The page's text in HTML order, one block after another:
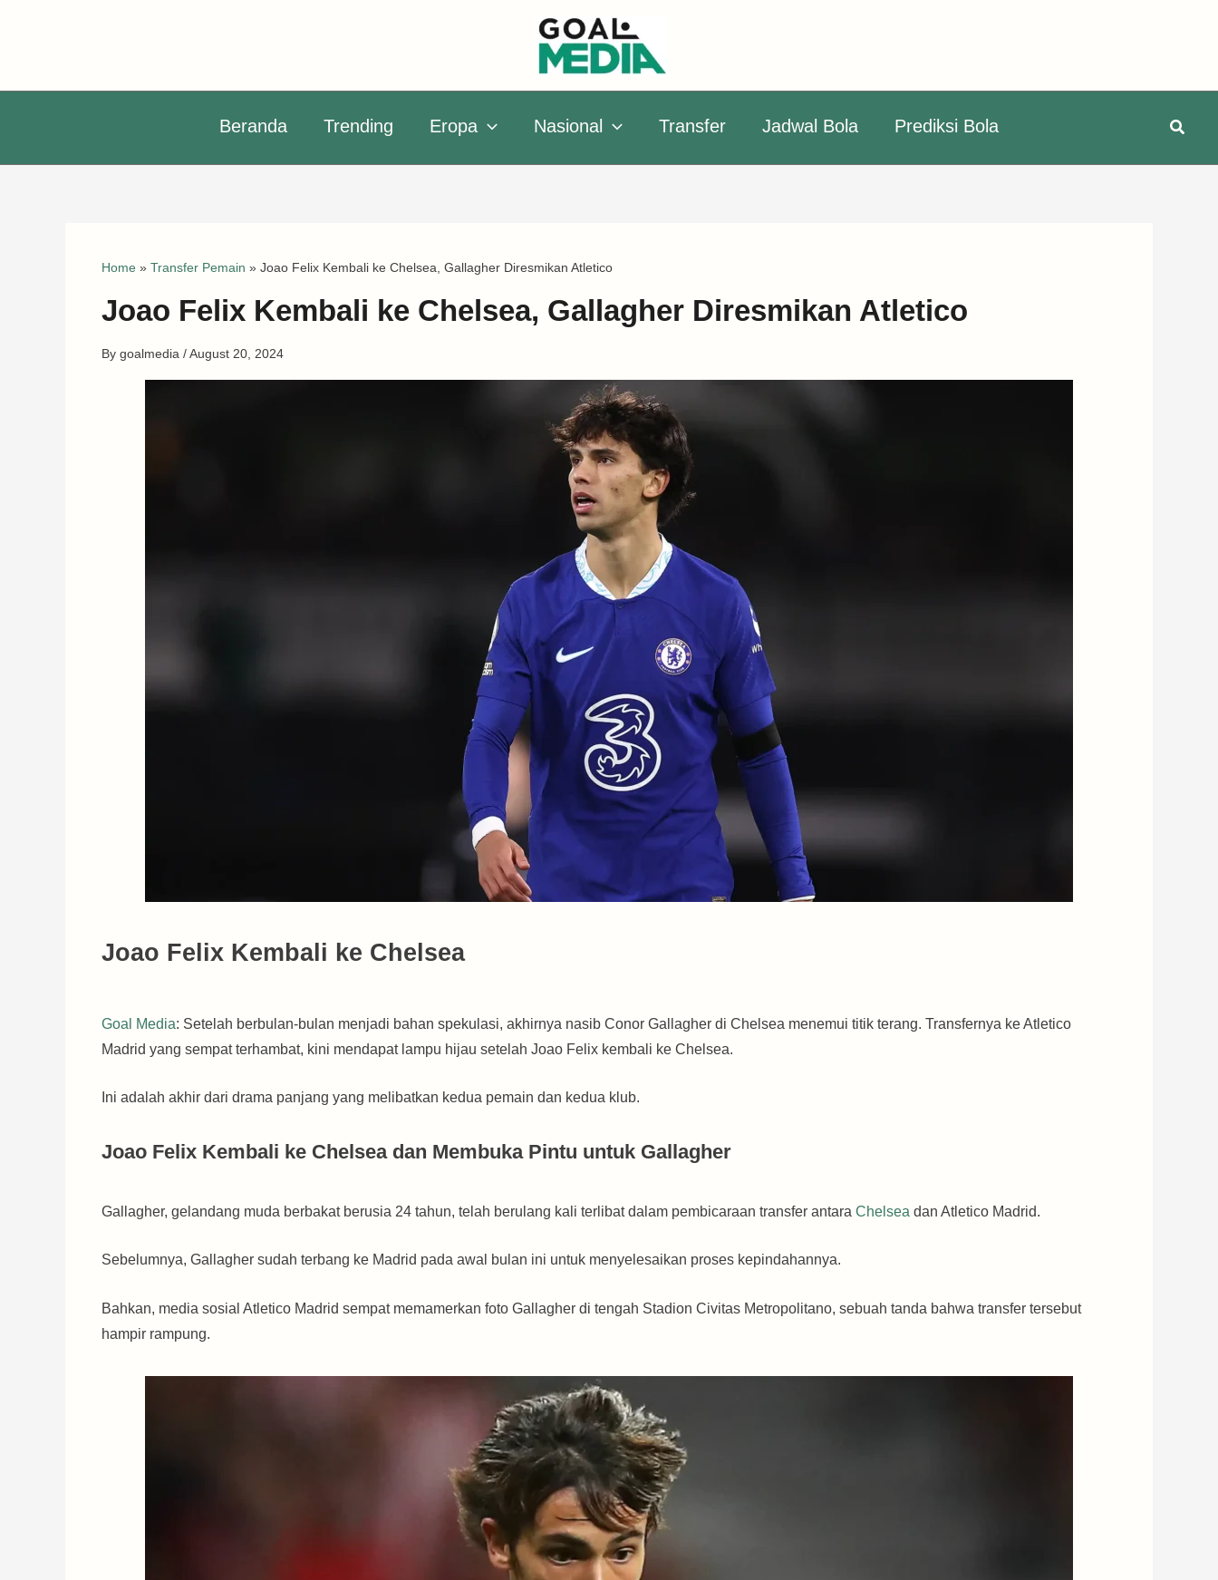
Beranda Trending Eropa Nasional Transfer Jadwal Bola Prediksi Bola
Home » Transfer Pemain » Joao Felix Kembali ke Chelsea, Gallagher Diresmikan Atletico
Joao Felix Kembali ke Chelsea, Gallagher Diresmikan Atletico
By goalmedia /August 20, 2024
Joao Felix Kembali ke Chelsea
Goal Media: Setelah berbulan-bulan menjadi bahan spekulasi, akhirnya nasib Conor Gallagher di Chelsea menemui titik terang. Transfernya ke Atletico
Madrid yang sempat terhambat, kini mendapat lampu hijau setelah Joao Felix kembali ke Chelsea.
Ini adalah akhir dari drama panjang yang melibatkan kedua pemain dan kedua klub.
Joao Felix Kembali ke Chelsea dan Membuka Pintu untuk Gallagher
Gallagher, gelandang muda berbakat berusia 24 tahun, telah berulang kali terlibat dalam pembicaraan transfer antara Chelsea dan Atletico Madrid.
Sebelumnya, Gallagher sudah terbang ke Madrid pada awal bulan ini untuk menyelesaikan proses kepindahannya.
Bahkan, media sosial Atletico Madrid sempat memamerkan foto Gallagher di tengah Stadion Civitas Metropolitano, sebuah tanda bahwa transfer tersebut
hampir rampung.